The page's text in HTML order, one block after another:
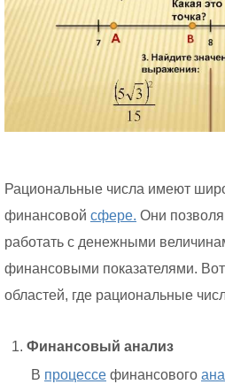
Рациональные числа имеют
финансовой сфере. Они
работать с денежными
финансовыми показателями.
областей, где рациональные
Финансовый анализ
В процессе финансового